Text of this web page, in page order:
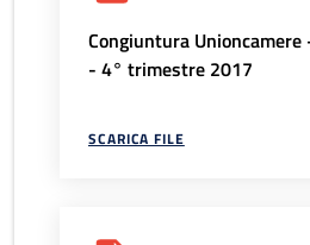
Congiuntura
- 4° trimestre 2017
SCARICA FILE